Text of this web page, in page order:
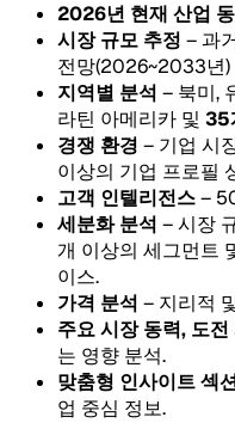
2026년 현재 산업
시장 규모 추정 – 과
전망(2026~2033년)
지역별 분석 – 북미,
라틴 아메리카 및 35
경쟁 환경 – 기업 시
이상의 기업 프로필
고객 인텔리전스–
세분화 분석 – 시장
개 이상의 세그먼트
이스.
가격 분석 – 지리적
주요 시장 동력, 도
는 영향 분석.
맞춤형 인사이트 섹
업 중심 정보.